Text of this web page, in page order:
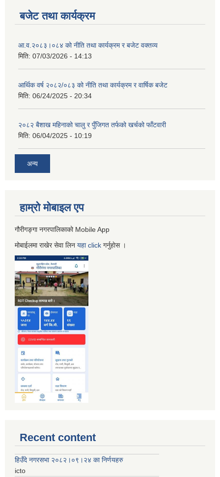
बजेट तथा कार्यक्रम
आ.व.२०८३।०८४ को नीति तथा कार्यक्रम र बजेट वक्तव्य
मिति: 07/03/2026 - 14:13
आर्थिक वर्ष २०८२/०८३ को नीति तथा कार्यक्रम र वार्षिक बजेट
मिति: 06/24/2025 - 20:34
२०८२ बैशाख महिनाको चालु र पुँजिगत तर्फको खर्चको फाँटवारी
मिति: 06/04/2025 - 10:19
अन्य
हाम्रो माेबाइल एप
गौरीगङ्गा नगरपालिकाको Mobile App
मोबाईलमा राखेर सेवा लिन यहाclick गर्नुहाेस ।
Recent content
हिउँदे नगरसभा २०८२।०९।२४ का निर्णयहरु
icto